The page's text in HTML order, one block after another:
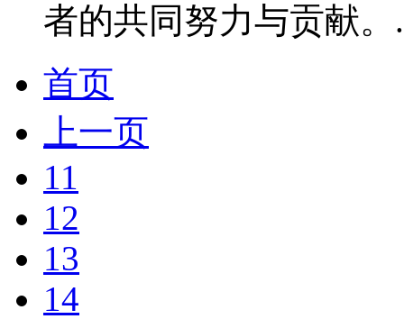
者的共同努力与贡献。
首页
上一页
11
12
13
14